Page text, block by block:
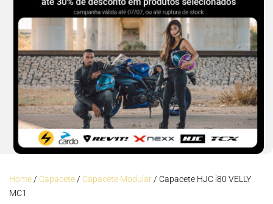
Home/ Capacete/ Capacete Modular/ Capacete HJC i80 VELLY
MC1